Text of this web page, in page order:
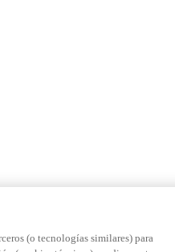
(o tecnologías similares) para